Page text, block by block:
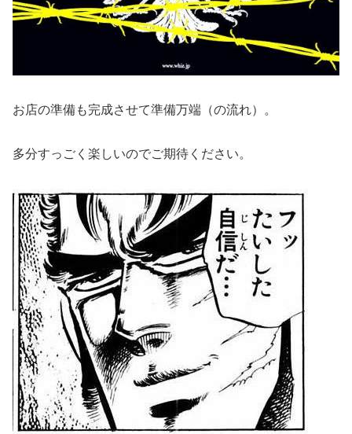
お店の準備も完成させて準備万端（の流れ）。
多分すっごく楽しいのでご期待ください。